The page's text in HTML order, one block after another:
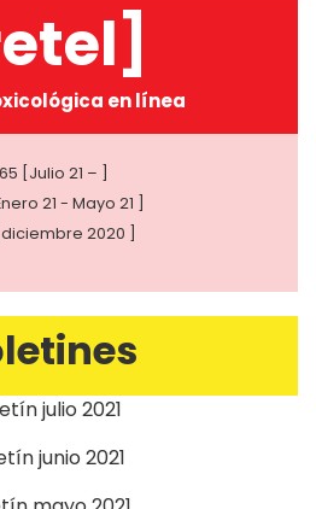
en línea
[Julio 21 – ]
21 - Mayo 21 ]
2020 ]
julio 2021
junio 2021